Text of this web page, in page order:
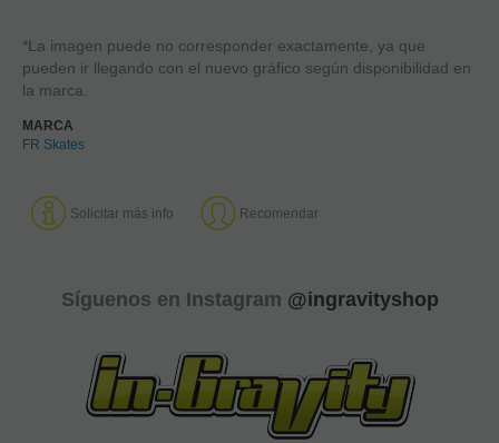
*La imagen puede no corresponder exactamente, ya que
pueden ir llegando con el nuevo gráfico según disponibilidad en
la marca.
MARCA
FR Skates
Solicitar más info Recomendar
Síguenos en Instagram @ingravityshop